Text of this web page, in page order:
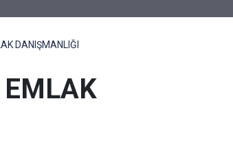
DANIŞMANLIĞI